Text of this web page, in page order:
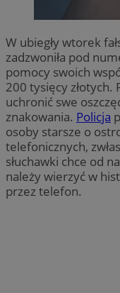
W ubiegły wtorek
zadzwoniła pod
pomocy swoich
200 tysięcy złotych.
uchronić swe
znakowania. Policja
osoby starsze o
telefonicznych,
słuchawki chce od
należy wierzyć w
przez telefon.